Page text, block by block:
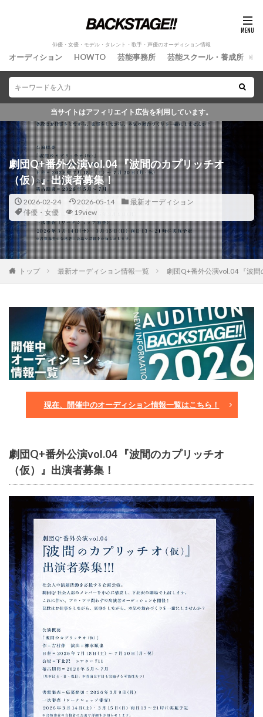
俳優・女優・モデル・タレント・歌手・声優のオーディション情報
オーディション HOWTO 芸能事務所 芸能スクール・養成所
当サイトはアフィリエイト広告を利用しています。
劇団Q+番外公演vol.04 『波間のカプリッチオ
（仮）』出演者募集！俳優・女優・モデル・タレント・歌手・声優のオーディ
2026-02-24 2026-05-14
最新オーディション
俳優・女優
19view
トップ 最新オーディション情報一覧 劇団Q+番外公演vol.04 『波
現在、開催中のオーディション情報一覧はこちら！
劇団Q+番外公演vol.04 『波間のカプリッチオ
（仮）』出演者募集！